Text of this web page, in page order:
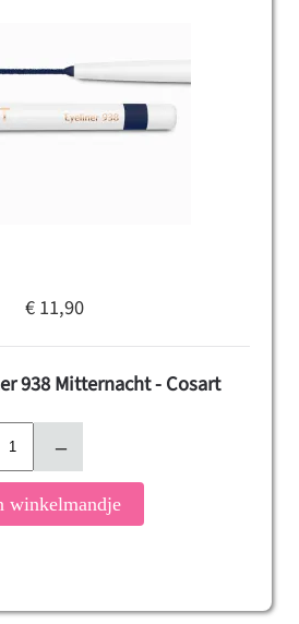
€ 11,90
938 Mitternacht - Cosart
–
winkelmandje